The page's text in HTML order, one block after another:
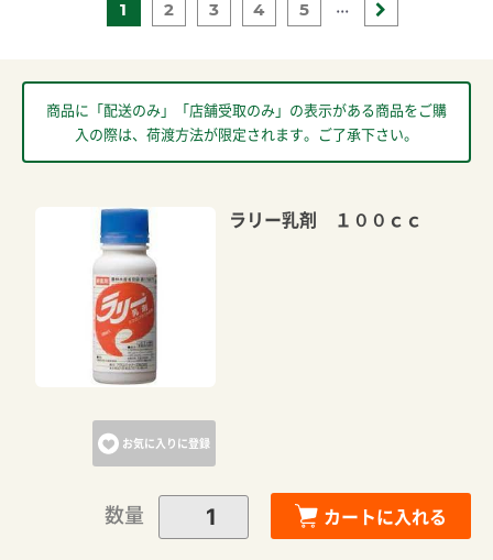
1 2 3 4 5
商品に「配送のみ」「店舗受取のみ」の表示がある商品をご購
入の際は、荷渡方法が限定されます。ご了承下さい。
お気に入りに登録
ラリー乳剤 １００ｃｃ
数量 カートに入れる